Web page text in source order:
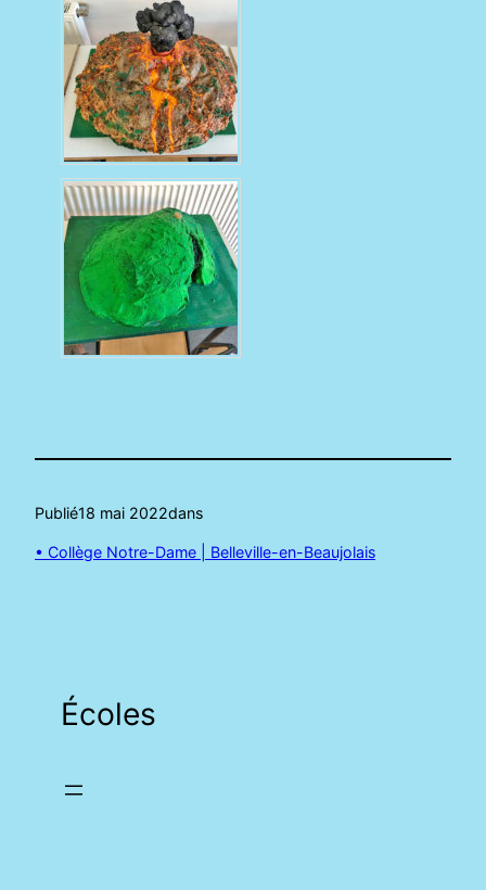
Publié18 mai 2022dans
• Collège Notre-Dame | Belleville-en-Beaujolais
Écoles